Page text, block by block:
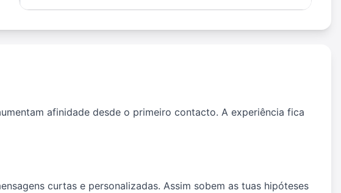
afinidade desde o primeiro contacto. A experiência fica
curtas e personalizadas. Assim sobem as tuas hipóteses